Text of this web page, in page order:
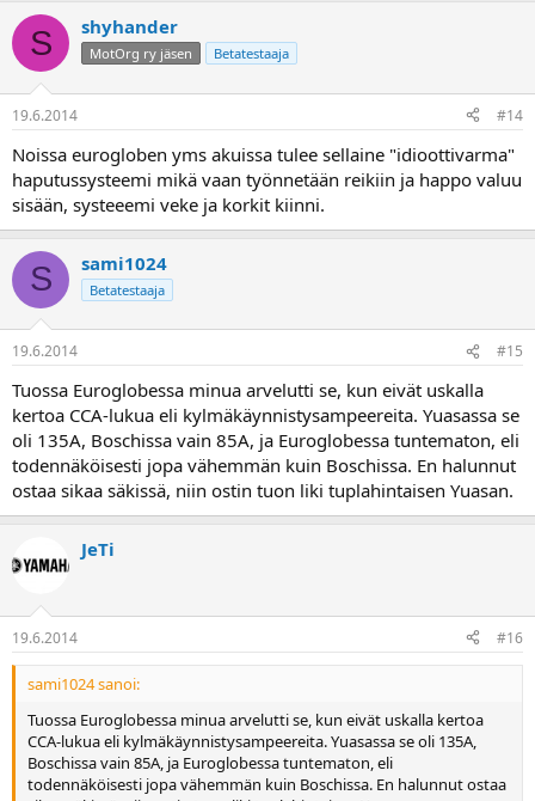
S shyhander
MotOrg ry jäsen Betatestaaja
19.6.2014 #14
Noissa eurogloben yms akuissa tulee sellaine "idioottivarma"
haputussysteemi mikä vaan työnnetään reikiin ja happo valuu
sisään, systeeemi veke ja korkit kiinni.
S sami1024
Betatestaaja
19.6.2014 #15
Tuossa Euroglobessa minua arvelutti se, kun eivät uskalla
kertoa CCA-lukua eli kylmäkäynnistysampeereita. Yuasassa se
oli 135A, Boschissa vain 85A, ja Euroglobessa tuntematon, eli
todennäköisesti jopa vähemmän kuin Boschissa. En halunnut
ostaa sikaa säkissä, niin ostin tuon liki tuplahintaisen Yuasan.
JeTi
19.6.2014 #16
sami1024 sanoi:
Tuossa Euroglobessa minua arvelutti se, kun eivät uskalla kertoa
CCA-lukua eli kylmäkäynnistysampeereita. Yuasassa se oli 135A,
Boschissa vain 85A, ja Euroglobessa tuntematon, eli
todennäköisesti jopa vähemmän kuin Boschissa. En halunnut ostaa